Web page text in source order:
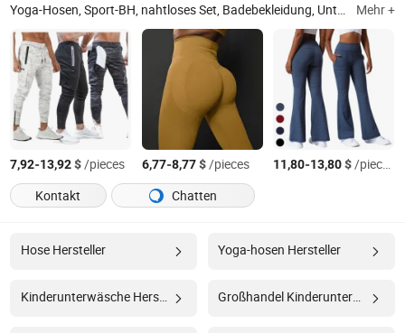
Yoga-Hosen, Sport-BH, nahtloses Set, Badebekleidung, Unterwäsche, Kapuzenpullover, Jacke, Shapewear, Leggings Mehr +
7,92-13,92$/pieces 6,77-8,77$/pieces 11,80-13,80$/pieces
Kontakt
Chatten
Hose Hersteller Yoga-hosen Hersteller
Kinderunterwäsche Hersteller Großhandel Kinderunterwäsche Hersteller